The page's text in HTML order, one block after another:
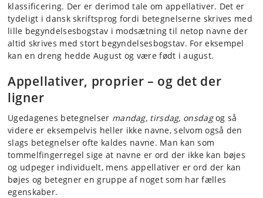
klassificering. Der er derimod tale om appellativer. Det er
tydeligt i dansk skriftsprog fordi betegnelserne skrives med
lille begyndelsesbogstav i modsætning til netop navne der
altid skrives med stort begyndelsesbogstav. For eksempel
kan en dreng hedde August og være født i august.
Appellativer, proprier – og det der
ligner
Ugedagenes betegnelser mandag, tirsdag, onsdagog så
videre er eksempelvis heller ikke navne, selvom også den
slags betegnelser ofte kaldes navne. Man kan som
tommelfingerregel sige at navne er ord der ikke kan bøjes
og udpeger individuelt, mens appellativer er ord der kan
bøjes og betegner en gruppe af noget som har fælles
egenskaber.